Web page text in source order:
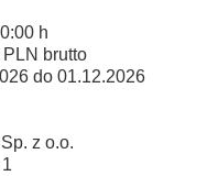
h
brutto
do 01.12.2026
z o.o.